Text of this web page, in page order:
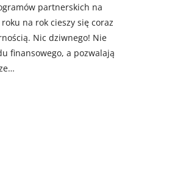
partnerskich na
na rok cieszy się coraz
Nic dziwnego! Nie
finansowego, a pozwalają